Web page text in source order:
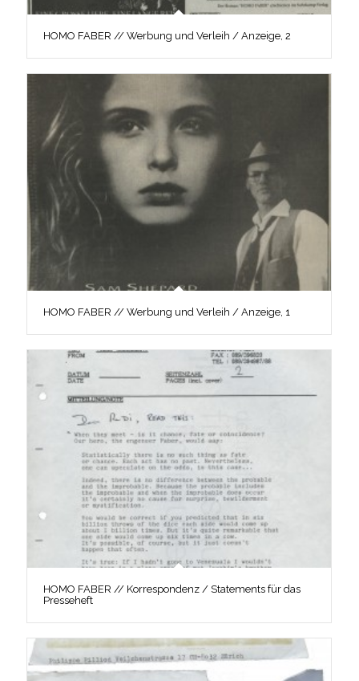
HOMO FABER // Werbung und Verleih / Anzeige, 2
HOMO FABER // Werbung und Verleih / Anzeige, 1
HOMO FABER // Korrespondenz / Statements für das
Presseheft